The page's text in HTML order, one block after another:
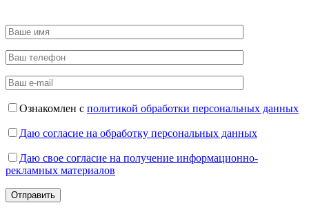
Ознакомлен с политикой обработки персональных данных
Даю согласие на обработку персональных данных
Даю свое согласие на получение информационно-
рекламных материалов